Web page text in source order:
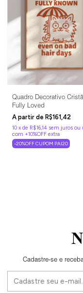
Quadro Decorativo
Fully Loved
R$161,42
10 x de R$16,14 sem juros
-20%OFF CUPOM PAI20
Cadastre-se e